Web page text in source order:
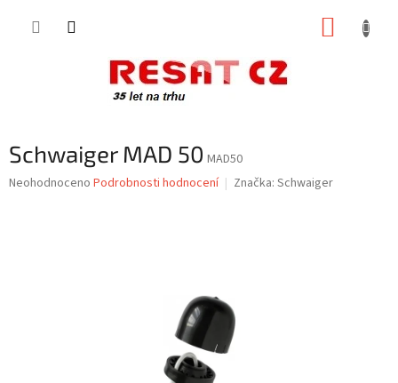
Schwaiger MAD 50 MAD50
Průměrné
Neohodnoceno Podrobnosti hodnocení Značka: Schwaiger